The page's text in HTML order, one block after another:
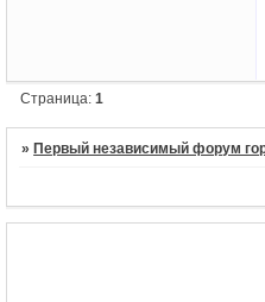
Страница:1
» Первый независимый форум